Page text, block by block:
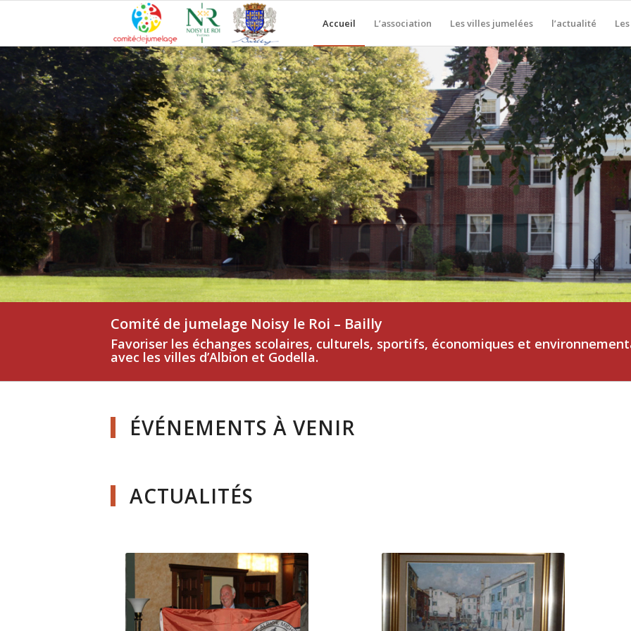
Accueil L’association Les villes jumelées l’actualité
Comité de jumelage Noisy le Roi – Bailly
Favoriser les échanges scolaires, culturels, sportifs, économiques et
avec les villes d’Albion et Godella.
ÉVÉNEMENTS À VENIR
ACTUALITÉS